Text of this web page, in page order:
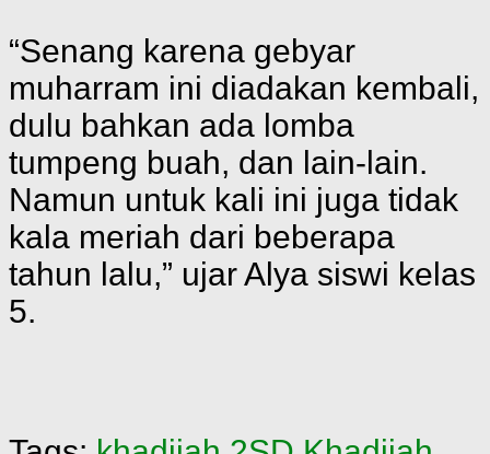
“Senang karena gebyar
muharram ini diadakan kembali,
dulu bahkan ada lomba
tumpeng buah, dan lain-lain.
Namun untuk kali ini juga tidak
kala meriah dari beberapa
tahun lalu,” ujar Alya siswi kelas
5.